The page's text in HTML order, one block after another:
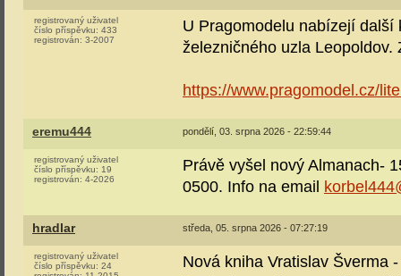
registrovaný uživatel
číslo příspěvku: 433
registrován: 3-2007
U Pragomodelu nabízejí další
železničného uzla
https://www.pragomodel.cz/
eremu444 pondělí, 03. srpna 2026 - 22:59:44
registrovaný uživatel
číslo příspěvku: 19
registrován: 4-2026
Právě vyšel nový Almanach-
0500. Info na email
hradlar středa, 05. srpna 2026 - 07:27:19
registrovaný uživatel
číslo příspěvku: 24
Nová kniha Vratislav Šverma